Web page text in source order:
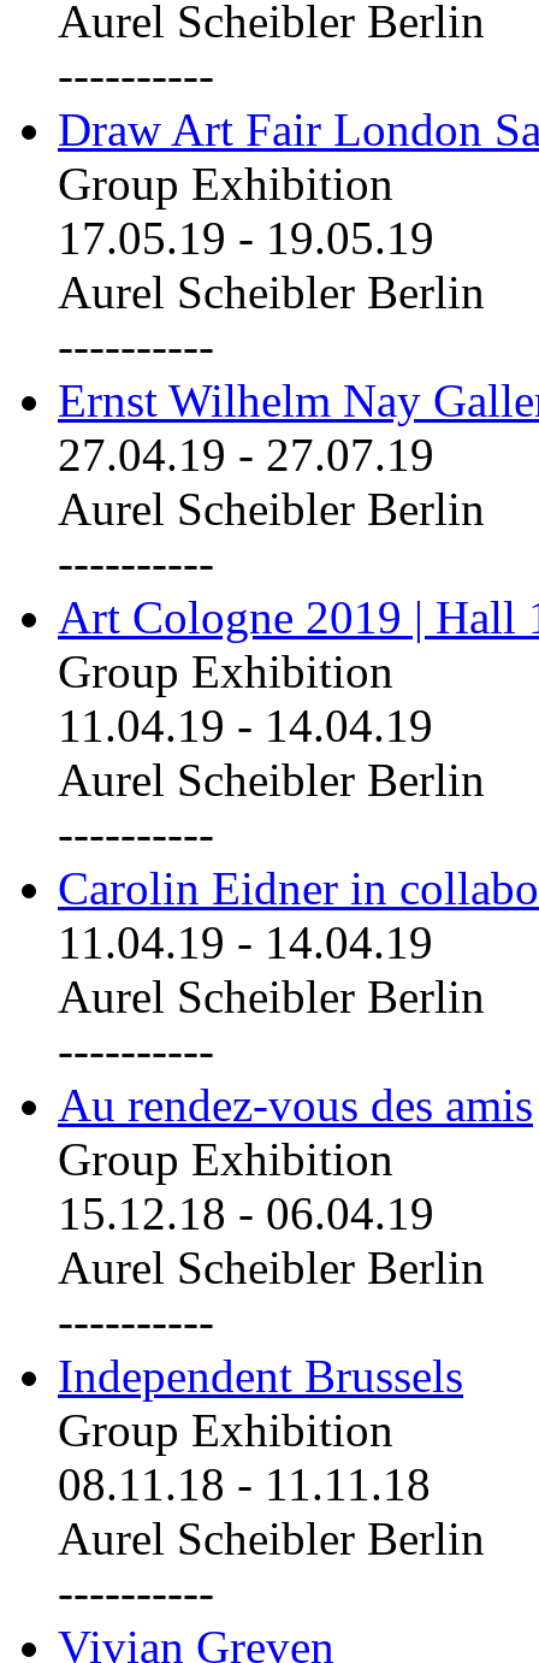
Aurel Scheibler Berlin
----------
Draw Art Fair London
Group Exhibition
17.05.19 - 19.05.19
Aurel Scheibler Berlin
----------
Ernst Wilhelm Nay
27.04.19 - 27.07.19
Aurel Scheibler Berlin
----------
Art Cologne 2019 | Hall
Group Exhibition
11.04.19 - 14.04.19
Aurel Scheibler Berlin
----------
Carolin Eidner in
11.04.19 - 14.04.19
Aurel Scheibler Berlin
----------
Au rendez-vous des amis
Group Exhibition
15.12.18 - 06.04.19
Aurel Scheibler Berlin
----------
Independent Brussels
Group Exhibition
08.11.18 - 11.11.18
Aurel Scheibler Berlin
----------
Vivian Greven